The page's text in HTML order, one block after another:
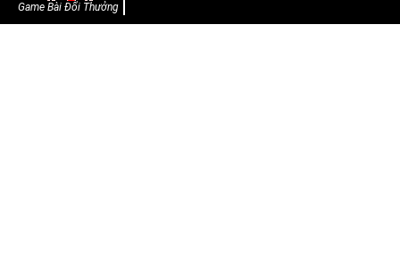
Game Bài Đổi Thưởng